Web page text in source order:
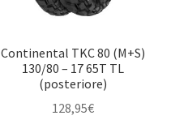
Continental TKC 80 (M+S)
130/80 – 17 65T TL
(posteriore)
128,95€